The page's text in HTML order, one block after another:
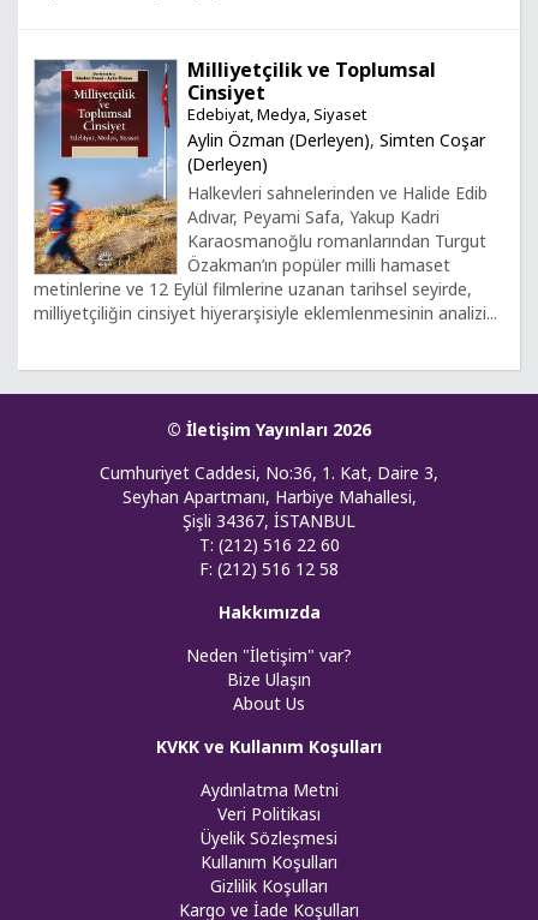
Milliyetçilik ve Toplumsal
Cinsiyet
Edebiyat, Medya, Siyaset
Aylin Özman (Derleyen), Simten Coşar
(Derleyen)
Halkevleri sahnelerinden ve Halide Edib
Adıvar, Peyami Safa, Yakup Kadri
Karaosmanoğlu romanlarından Turgut
Özakman’ın popüler milli hamaset
metinlerine ve 12 Eylül filmlerine uzanan tarihsel seyirde,
milliyetçiliğin cinsiyet hiyerarşisiyle eklemlenmesinin analizi...
© İletişim Yayınları 2026
Cumhuriyet Caddesi, No:36, 1. Kat, Daire 3,
Seyhan Apartmanı, Harbiye Mahallesi,
Şişli 34367, İSTANBUL
T: (212) 516 22 60
F: (212) 516 12 58
Hakkımızda
Neden "İletişim" var?
Bize Ulaşın
About Us
KVKK ve Kullanım Koşulları
Aydınlatma Metni
Veri Politikası
Üyelik Sözleşmesi
Kullanım Koşulları
Gizlilik Koşulları
Kargo ve İade Koşulları